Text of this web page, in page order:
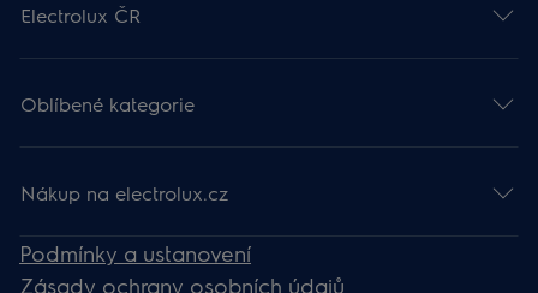
Electrolux ČR
Oblíbené kategorie
Nákup na electrolux.cz
Podmínky a ustanovení
Zásady ochrany osobních údajů